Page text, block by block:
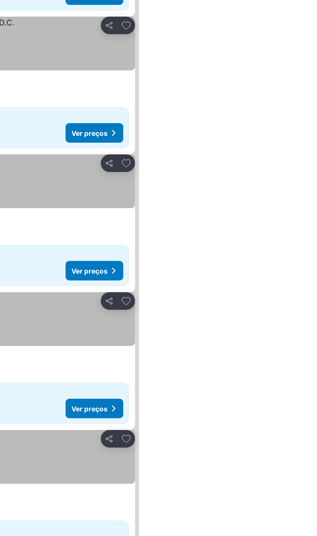
Partilhar
Adicionar aos favoritos
Ver preços
Partilhar
Adicionar aos favoritos
Ver preços
Partilhar
Adicionar aos favoritos
Ver preços
Partilhar
Adicionar aos favoritos